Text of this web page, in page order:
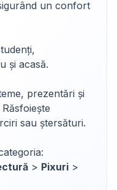
un confort
și acasă.
prezentări și
sau ștersături.
> Pixuri >